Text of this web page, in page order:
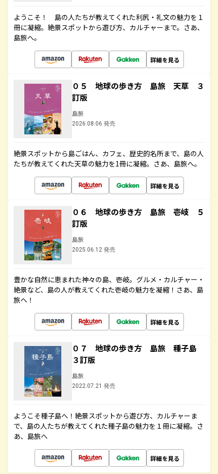
ようこそ！ 島の人たちが教えてくれた利尻・礼文の魅力を１
冊に凝縮。絶景スポットから遊び方、カルチャーまで。さあ、
島旅へ。
詳細を見る
０５ 地球の歩き方 島旅 天草 ３
訂版
島旅
2026.08.06 発売
絶景スポットから島ごはん、カフェ、歴史的名所まで、島の人
たちが教えてくれた天草の魅力を1冊に凝縮。さあ、島旅へ。
詳細を見る
０６ 地球の歩き方 島旅 壱岐 ５
訂版
島旅
2025.06.12 発売
豊かな自然に恵まれた神々の島、壱岐。グルメ・カルチャー・
絶景など、島の人が教えてくれた壱岐の魅力を凝縮！さあ、島
旅へ！
詳細を見る
０７ 地球の歩き方 島旅 種子島
３訂版
島旅
2022.07.21 発売
ようこそ種子島へ！絶景スポットから遊び方、カルチャーま
で、島の人たちが教えてくれた種子島の魅力を１冊に凝縮。さ
あ、島旅へ
詳細を見る